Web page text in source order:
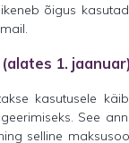
õigus
1. jaanuar)
kasutusele
See
selline